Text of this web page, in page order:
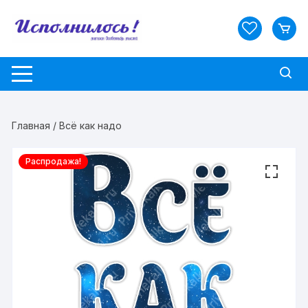
Главная / Всё как надо
Распродажа!